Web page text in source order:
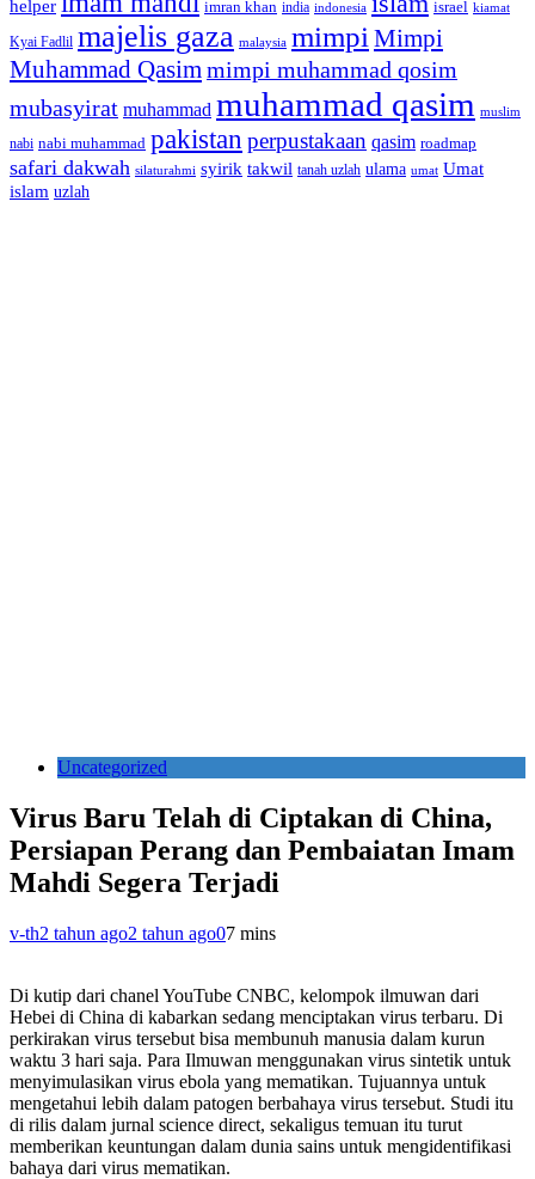
helper imran khan india indonesia israel kiamat
Kyai Fadlil majelis gaza malaysia mimpi Mimpi
Muhammad Qasim mimpi muhammad qosim
mubasyirat muhammad muhammad qasim muslim
nabi nabi muhammad pakistan perpustakaan qasim roadmap
safari dakwah silaturahmi syirik takwil tanah uzlah ulama umat Umat
islam uzlah
Uncategorized
Virus Baru Telah di Ciptakan di China,
Persiapan Perang dan Pembaiatan Imam
Mahdi Segera Terjadi
v-th2 tahun ago2 tahun ago07 mins
Di kutip dari chanel YouTube CNBC, kelompok ilmuwan dari
Hebei di China di kabarkan sedang menciptakan virus terbaru. Di
perkirakan virus tersebut bisa membunuh manusia dalam kurun
waktu 3 hari saja. Para Ilmuwan menggunakan virus sintetik untuk
menyimulasikan virus ebola yang mematikan. Tujuannya untuk
mengetahui lebih dalam patogen berbahaya virus tersebut. Studi itu
di rilis dalam jurnal science direct, sekaligus temuan itu turut
memberikan keuntungan dalam dunia sains untuk mengidentifikasi
bahaya dari virus mematikan.